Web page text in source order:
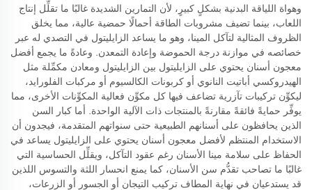
وهواة اللياقة البدنية بشكلٍ كبيرٍ، لأن التمارين الشديدة غالبًا ما تقلِّل إنتاج
اللعاب، بينما تضيف مشروبات الطاقة أحمالًا حمضية عالية، مما يخلق
الظروف المثالية لتآكل المينا، وهو ما يساعد الزايليتول في التصدي له عبر
خصائصه في موازنة درجة الحموضة وإعادة التمعدن. وعادةً ما يجمع أفضل
معجون أسنان يحتوي على الزايليتول بين الزايليتول ومعادن مكمِّلة مثل
الهيدروكسي أباتيت النانوي أو كربونات الكالسيوم أو مركبات الفلورايد،
ليكوِّن تركيبات تآزرية تضاعف فيها كل مكوِّن فعالية المكوِّنات الأخرى، مما
يوفِّر حمايةً فائقةً مقارنةً بالمنتجات ذات الآلية الواحدة. أما كبار السن
الذين يحافظون على أسنانهم الطبيعية حتى سنواتهم المتقدمة، فيجدون أن
الاستخدام المنتظم لأفضل معجون أسنان يحتوي على الزايليتول يساعد في
الحفاظ على سلامة مينا الأسنان رغم عقود التآكل، ويقلِّل الحساسية التي
غالبًا ما تصاحب تقدُّم سن الأسنان، كما يمنع انحسار اللثة والتسوس اللذين
قد يستدعيان في نهاية المطاف تركيب التيجان أو الجسور أو الزرعات،